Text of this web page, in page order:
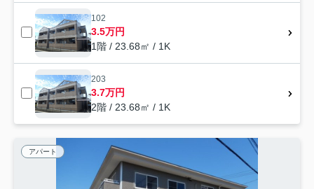
102
3.5万円
1階 / 23.68㎡ / 1K
203
3.7万円
2階 / 23.68㎡ / 1K
アパート